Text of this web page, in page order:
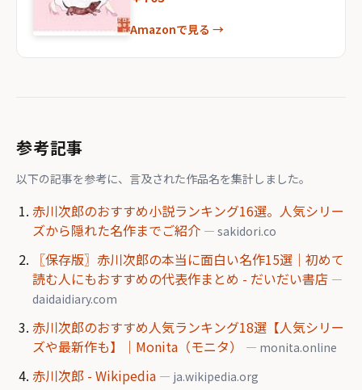
Amazonで見る →
参考記事
以下の記事を参考に、言及された作品名を集計しました。
赤川次郎のおすすめ小説ランキング16選。人気シリー
ズから隠れた名作までご紹介 — sakidori.co
〖保存版〗赤川次郎の本当に面白い名作15選｜初めて
読む人にもおすすめの代表作まとめ - だいだい書店 —
daidaidiary.com
赤川次郎のおすすめ人気ランキング18選【人気シリー
ズや最新作も】｜Monita（モニタ）
— monita.online
赤川次郎 - Wikipedia — ja.wikipedia.org